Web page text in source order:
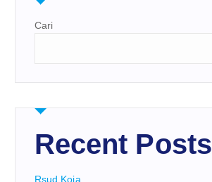
Cari
Recent Posts
Rsud Koja